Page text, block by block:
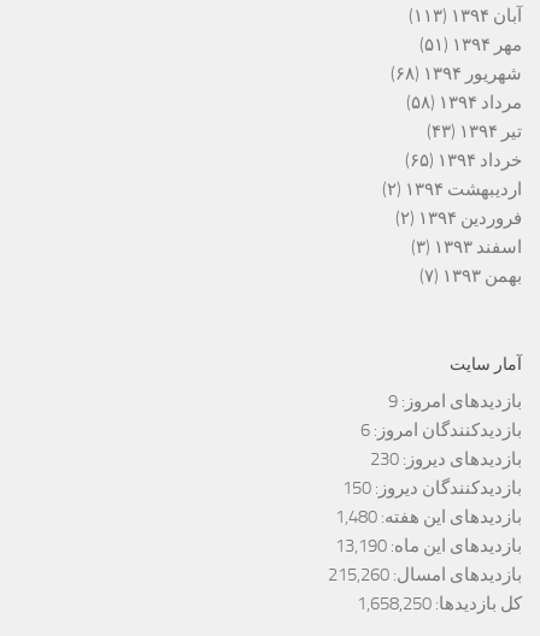
آبان ۱۳۹۴
(۱۱۳)
مهر ۱۳۹۴
(۵۱)
شهریور ۱۳۹۴
(۶۸)
مرداد ۱۳۹۴
(۵۸)
تیر ۱۳۹۴
(۴۳)
خرداد ۱۳۹۴
(۶۵)
اردیبهشت ۱۳۹۴
(۲)
فروردین ۱۳۹۴
(۲)
اسفند ۱۳۹۳
(۳)
بهمن ۱۳۹۳
(۷)
آمار سایت
بازدیدهای امروز: 9
بازدیدکنندگان امروز: 6
بازدیدهای دیروز: 230
بازدیدکنندگان دیروز: 150
بازدیدهای این هفته: 1,480
بازدیدهای این ماه: 13,190
بازدیدهای امسال: 215,260
کل بازدیدها: 1,658,250